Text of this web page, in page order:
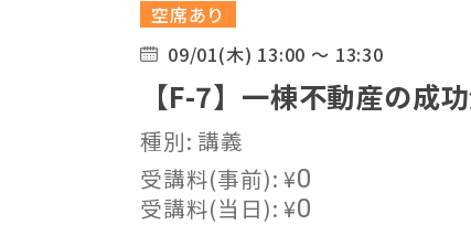
空席あり
09/01(木) 13:00 ～ 13:30
【F-7】一棟不動産の成
種別: 講義
受講料(事前):¥0
受講料(当日):¥0